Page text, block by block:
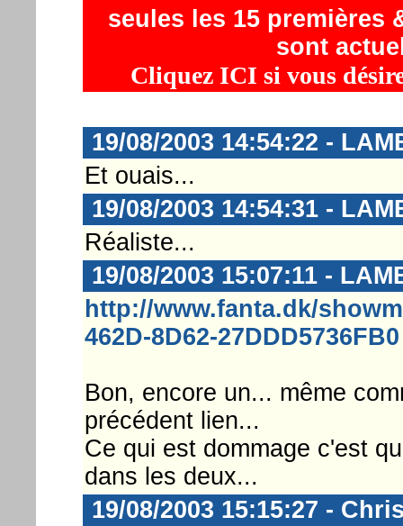
seules les 15 premières
sont
Cliquez ICI si vous
19/08/2003 14:54:22 -
Et ouais...
19/08/2003 14:54:31 -
Réaliste...
19/08/2003 15:07:11 -
http://www.fanta.dk/
462D-8D62-27DDD5736FB0
Bon, encore un... même
précédent lien...
Ce qui est dommage c'est
dans les deux...
19/08/2003 15:15:27 -